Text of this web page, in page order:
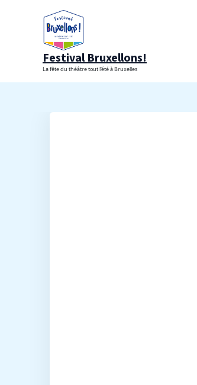
Festival Bruxellons!
La fête du théâtre tout l'été à Bruxelles